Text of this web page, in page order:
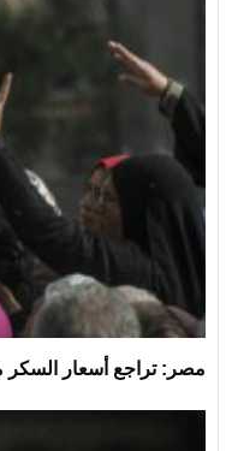
مصر: تراجع أسعار السكر